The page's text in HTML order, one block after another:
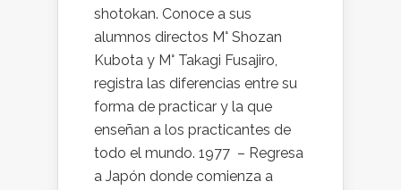
shotokan. Conoce a sus
alumnos directos M° Shozan
Kubota y M° Takagi Fusajiro,
registra las diferencias entre su
forma de practicar y la que
enseñan a los practicantes de
todo el mundo. 1977 – Regresa
a Japón donde comienza a